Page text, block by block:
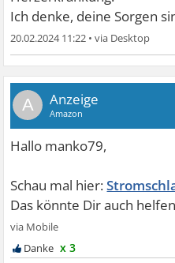
Ich denke, deine Sorgen
20.02.2024 11:22 •
A
x 3